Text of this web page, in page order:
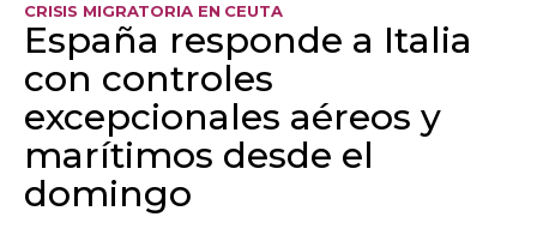
CRISIS MIGRATORIA EN CEUTA
España responde a Italia
con controles
excepcionales aéreos y
marítimos desde el
domingo